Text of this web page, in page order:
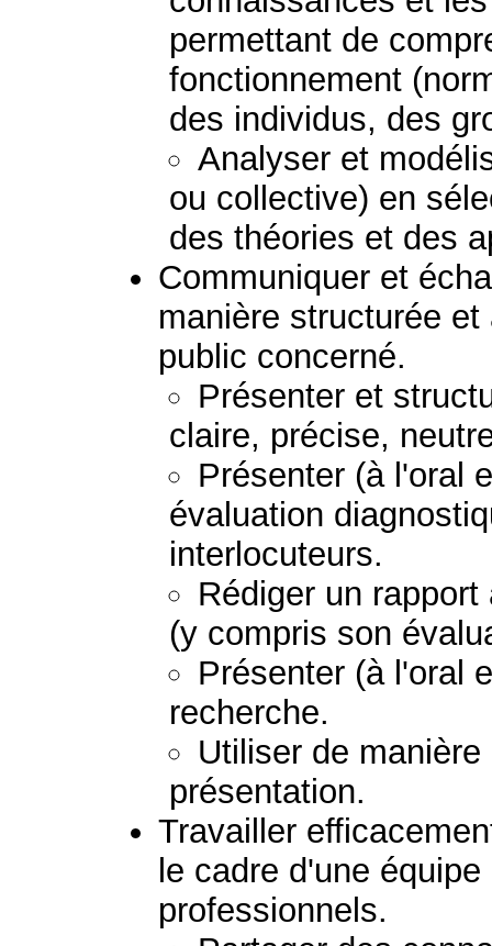
permettant de
fonctionnement
des individus, des
Analyser et
ou collective) en
des théories et des
Communiquer et
manière structurée
public concerné.
Présenter et
claire, précise,
Présenter (à l'oral
évaluation
interlocuteurs.
Rédiger un
(y compris son
Présenter (à l'oral
recherche.
Utiliser de
présentation.
Travailler
le cadre d'une
professionnels.